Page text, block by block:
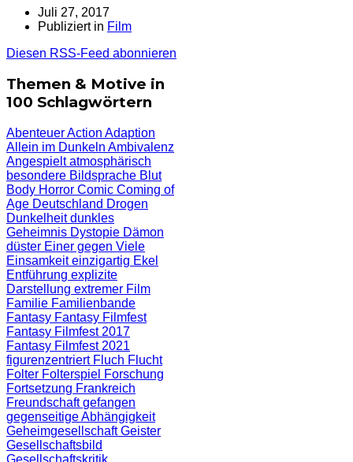
Juli 27, 2017
Publiziert in Film
Diesen RSS-Feed abonnieren
Themen & Motive in
100 Schlagwörtern
AbenteuerAction Adaption
Allein im Dunkeln Ambivalenz
Angespieltatmosphärisch
besondere Bildsprache Blut
Body Horror Comic Coming of
Age Deutschland Drogen
Dunkelheitdunkles
Geheimnis Dystopie Dämon
düster Einer gegen Viele
Einsamkeiteinzigartig Ekel
Entführung explizite
Darstellung extremer Film
Familie Familienbande
Fantasy Fantasy Filmfest
Fantasy Filmfest 2017
Fantasy Filmfest 2021
figurenzentriert Fluch Flucht
Folter Folterspiel Forschung
Fortsetzung Frankreich
Freundschaftgefangen
gegenseitige Abhängigkeit
GeheimgesellschaftGeister
Gesellschaftsbild